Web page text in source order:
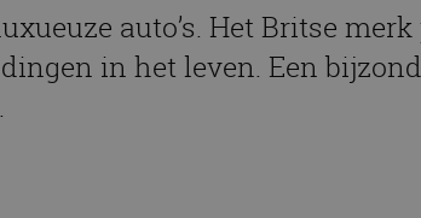
auto’s. Het Britse
in het leven. Een